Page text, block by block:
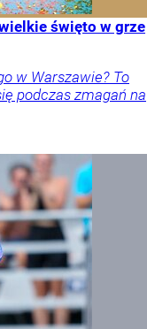
święto w grze
w Warszawie? To
podczas zmagań na